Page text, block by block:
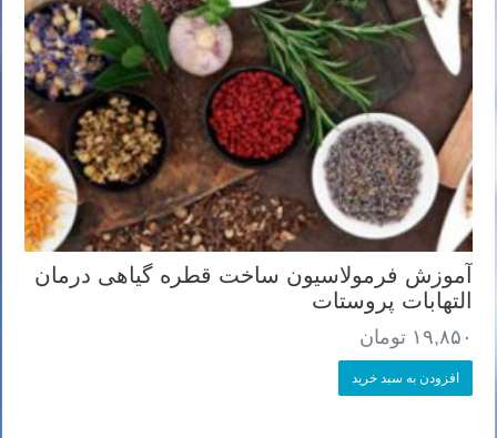
آموزش فرمولاسیون ساخت قطره گیاهی درمان
التهابات پروستات
۱۹,۸۵۰ تومان
افزودن به سبد خرید